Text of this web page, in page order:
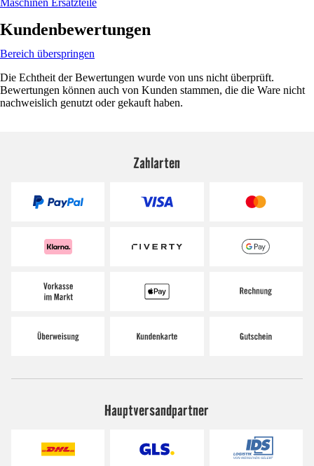
Maschinen Ersatzteile
Kundenbewertungen
Bereich überspringen
Die Echtheit der Bewertungen wurde von uns nicht überprüft.
Bewertungen können auch von Kunden stammen, die die Ware nicht
nachweislich genutzt oder gekauft haben.
Zahlarten
Hauptversandpartner